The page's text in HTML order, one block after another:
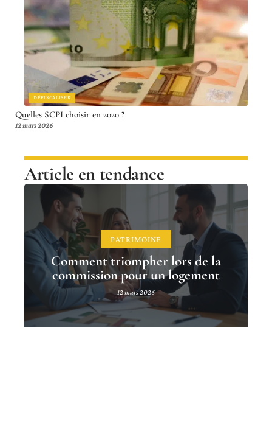
DÉFISCALISER
Quelles SCPI choisir en 2020 ?
12 mars 2026
Article en tendance
PATRIMOINE
Comment triompher lors de la
commission pour un logement
12 mars 2026